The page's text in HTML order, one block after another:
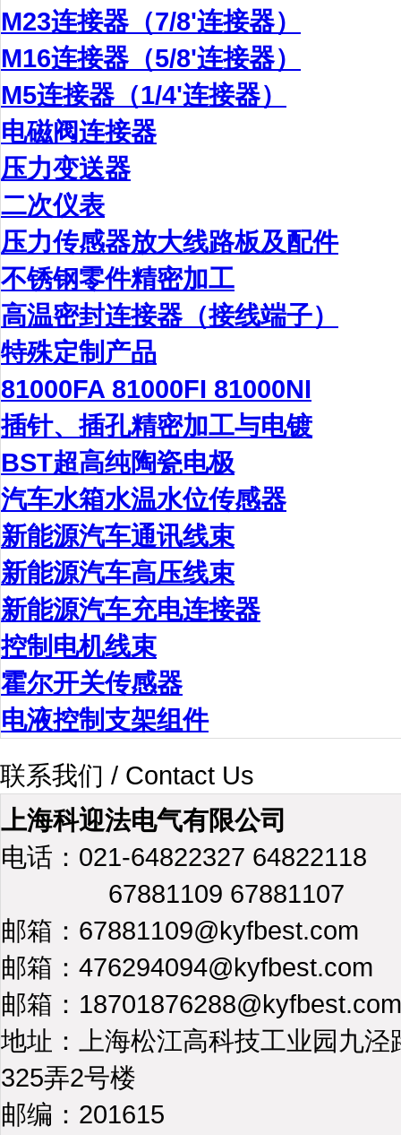
M23连接器（7/8'连接器）
M16连接器（5/8'连接器）
M5连接器（1/4'连接器）
电磁阀连接器
压力变送器
二次仪表
压力传感器放大线路板及配件
不锈钢零件精密加工
高温密封连接器（接线端子）
特殊定制产品
81000FA 81000FI 81000NI
插针、插孔精密加工与电镀
BST超高纯陶瓷电极
汽车水箱水温水位传感器
新能源汽车通讯线束
新能源汽车高压线束
新能源汽车充电连接器
控制电机线束
霍尔开关传感器
电液控制支架组件
联系我们 / Contact Us
上海科迎法电气有限公司
电话：021-64822327 64822118
67881109 67881107
邮箱：67881109@kyfbest.com
邮箱：476294094@kyfbest.com
邮箱：18701876288@kyfbest.com
地址：上海松江高科技工业园九泾
325弄2号楼
邮编：201615